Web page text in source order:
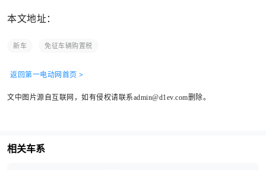
本文地址：
新车 免征车辆购置税
返回第一电动网首页 >
文中图片源自互联网，如有侵权请联系admin@d1ev.com删除。
相关车系